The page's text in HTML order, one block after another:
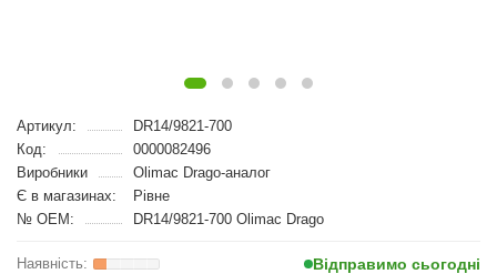
Артикул:
DR14/9821-700
Код:
0000082496
Виробники
Olimac Drago-аналог
Є в магазинах:
Рівне
№ OEM:
DR14/9821-700 Olimac Drago
Відправимо сьогодні